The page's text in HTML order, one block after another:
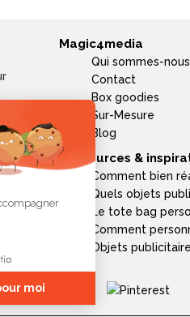
Magic4media
Qui sommes-nous
Contact
Box goodies
Sur-Mesure
Blog
Ressources &
Comment bien
Quels objets
Le tote bag
Comment
Objets